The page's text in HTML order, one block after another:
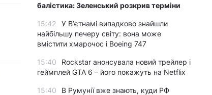
балістика: Зеленський розкрив терміни
15:42
У Вʼєтнамі випадково знайшли
найбільшу печеру світу: вона може
вмістити хмарочос і Boeing 747
15:40
Rockstar анонсувала новий трейлер і
геймплей GTA 6 – його покажуть на Netflix
15:40
В Румунії вже знають, куди РФ